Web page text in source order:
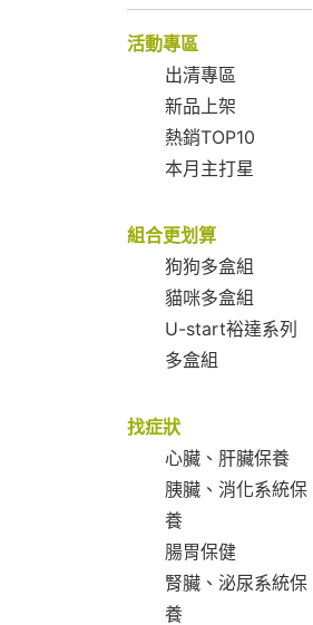
活動專區
出清專區
新品上架
熱銷TOP10
本月主打星
組合更划算
狗狗多盒組
貓咪多盒組
U-start裕達系列
多盒組
找症狀
心臟、肝臟保養
胰臟、消化系統保
養
腸胃保健
腎臟、泌尿系統保
養